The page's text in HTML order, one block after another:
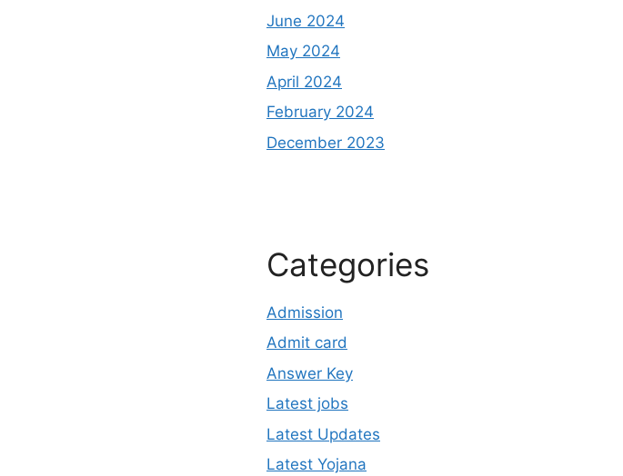
June 2024
May 2024
April 2024
February 2024
December 2023
Categories
Admission
Admit card
Answer Key
Latest jobs
Latest Updates
Latest Yojana